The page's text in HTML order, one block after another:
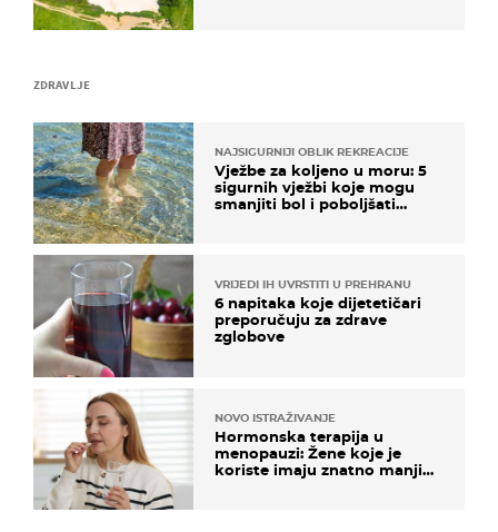
ZDRAVLJE
NAJSIGURNIJI OBLIK REKREACIJE
Vježbe za koljeno u moru: 5
sigurnih vježbi koje mogu
smanjiti bol i poboljšati
VRIJEDI IH UVRSTITI U PREHRANU
6 napitaka koje dijetetičari
preporučuju za zdrave
zglobove
NOVO ISTRAŽIVANJE
Hormonska terapija u
menopauzi: Žene koje je
koriste imaju znatno manji